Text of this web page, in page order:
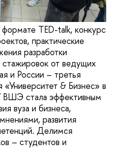
TED-talk, конкурс
практические
разработки
от ведущих
и России – третья
& Бизнес» в
стала эффективным
вуза и бизнеса,
развития
Делимся
– студентов и